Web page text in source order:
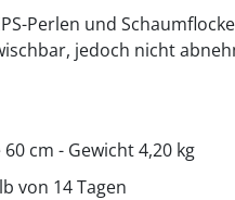
Perlen und
jedoch nicht
cm - Gewicht 4,20 kg
von 14 Tagen